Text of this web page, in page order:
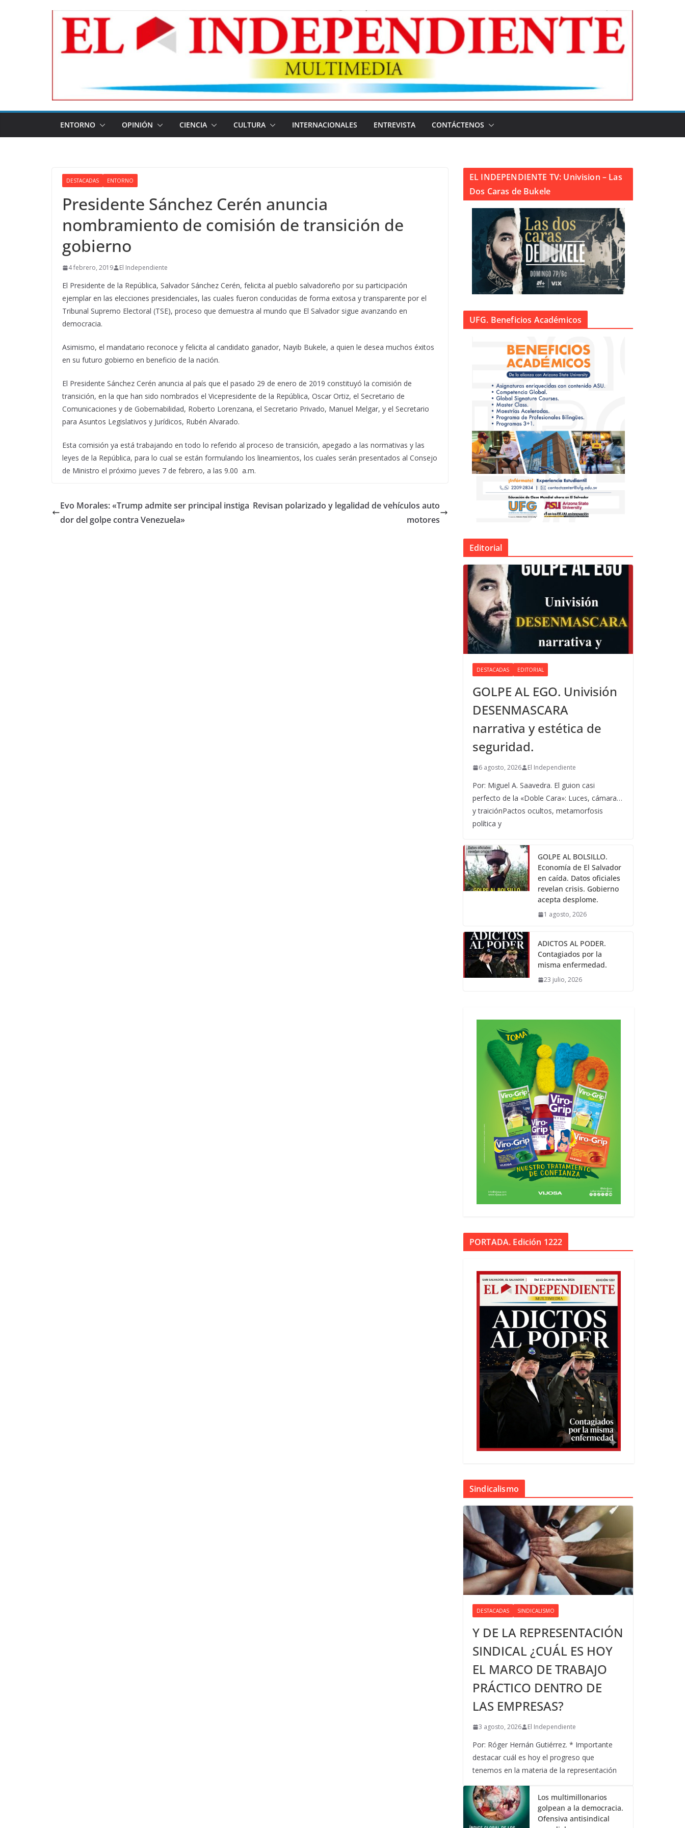
ENTORNO OPINIÓN CIENCIA CULTURA INTERNACIONALES ENTREVISTA CONTÁCTENOS
DESTACADAS ENTORNO
Presidente Sánchez Cerén anuncia
nombramiento de comisión de transición de
gobierno
4 febrero, 2019 El Independiente
El Presidente de la República, Salvador Sánchez Cerén, felicita al pueblo salvadoreño por su participación
ejemplar en las elecciones presidenciales, las cuales fueron conducidas de forma exitosa y transparente por el
Tribunal Supremo Electoral (TSE), proceso que demuestra al mundo que El Salvador sigue avanzando en
democracia.
Asimismo, el mandatario reconoce y felicita al candidato ganador, Nayib Bukele, a quien le desea muchos éxitos
en su futuro gobierno en beneficio de la nación.
El Presidente Sánchez Cerén anuncia al país que el pasado 29 de enero de 2019 constituyó la comisión de
transición, en la que han sido nombrados el Vicepresidente de la República, Oscar Ortiz, el Secretario de
Comunicaciones y de Gobernabilidad, Roberto Lorenzana, el Secretario Privado, Manuel Melgar, y el Secretario
para Asuntos Legislativos y Jurídicos, Rubén Alvarado.
Esta comisión ya está trabajando en todo lo referido al proceso de transición, apegado a las normativas y las
leyes de la República, para lo cual se están formulando los lineamientos, los cuales serán presentados al Consejo
de Ministro el próximo jueves 7 de febrero, a las 9.00 a.m.
Evo Morales: «Trump admite ser principal instiga
dor del golpe contra Venezuela»
Revisan polarizado y legalidad de vehículos auto
motores
EL INDEPENDIENTE TV: Univision – Las
Dos Caras de Bukele
UFG. Beneficios Académicos
Editorial
DESTACADAS EDITORIAL
GOLPE AL EGO. Univisión
DESENMASCARA
narrativa y estética de
seguridad.
6 agosto, 2026 El Independiente
Por: Miguel A. Saavedra. El guion casi
perfecto de la «Doble Cara»: Luces, cámara…
y traiciónPactos ocultos, metamorfosis
política y
GOLPE AL BOLSILLO.
Economía de El Salvador
en caída. Datos oficiales
revelan crisis. Gobierno
acepta desplome.
1 agosto, 2026
ADICTOS AL PODER.
Contagiados por la
misma enfermedad.
23 julio, 2026
PORTADA. Edición 1222
Sindicalismo
DESTACADAS SINDICALISMO
Y DE LA REPRESENTACIÓN
SINDICAL ¿CUÁL ES HOY
EL MARCO DE TRABAJO
PRÁCTICO DENTRO DE
LAS EMPRESAS?
3 agosto, 2026 El Independiente
Por: Róger Hernán Gutiérrez. * Importante
destacar cuál es hoy el progreso que
tenemos en la materia de la representación
Los multimillonarios
golpean a la democracia.
Ofensiva antisindical